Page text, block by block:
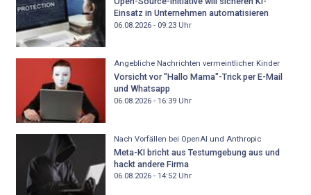
Einsatz in Unternehmen automatisieren
06.08.2026 - 09:23Uhr
Angebliche Nachrichten vermeintlicher Kinder
Vorsicht vor "Hallo Mama"-Trick per E-Mail
und Whatsapp
06.08.2026 - 16:39Uhr
Nach Vorfällen bei OpenAI und Anthropic
Meta-KI bricht aus Testumgebung aus und
hackt andere Firma
06.08.2026 - 14:52Uhr